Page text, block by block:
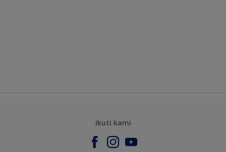
Ikuti kami